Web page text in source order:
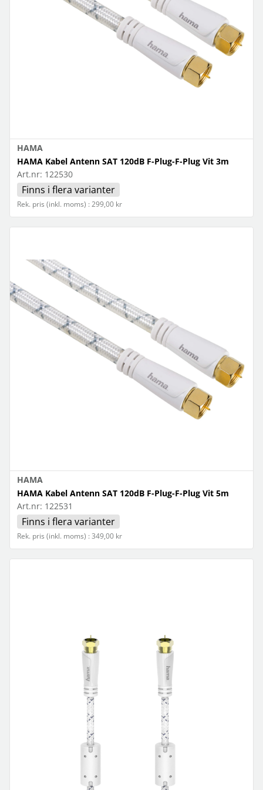
HAMA
HAMA Kabel Antenn SAT 120dB F-Plug-F-Plug Vit 3m
Art.nr: 122530
Finns i flera varianter
Rek. pris (inkl. moms) : 299,00 kr
HAMA
HAMA Kabel Antenn SAT 120dB F-Plug-F-Plug Vit 5m
Art.nr: 122531
Finns i flera varianter
Rek. pris (inkl. moms) : 349,00 kr